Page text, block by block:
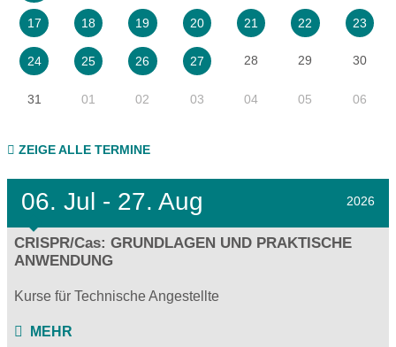
17 18 19 20 21 22 23
24 25 26 27 28 29 30
31 01 02 03 04 05 06
ZEIGE ALLE TERMINE
06. Jul - 27. Aug 2026
CRISPR/Cas: GRUNDLAGEN UND PRAKTISCHE
ANWENDUNG
Kurse für Technische Angestellte
MEHR